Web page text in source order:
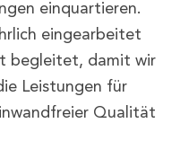
einquartieren.
eingearbeitet
begleitet, damit wir
Leistungen für
Qualität